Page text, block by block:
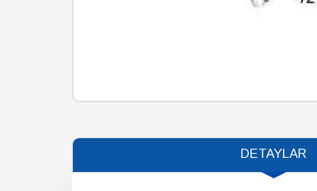
DETAYLAR